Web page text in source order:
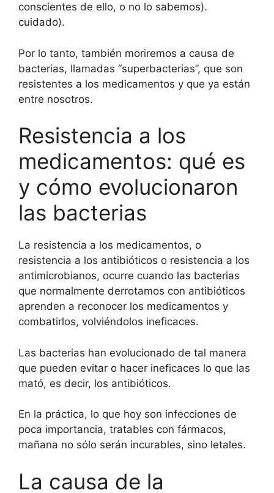
conscientes de ello, o no lo sabemos).
cuidado).
Por lo tanto, también moriremos a causa de
bacterias, llamadas “superbacterias”, que son
resistentes a los medicamentos y que ya están
entre nosotros.
Resistencia a los
medicamentos: qué es
y cómo evolucionaron
las bacterias
La resistencia a los medicamentos, o
resistencia a los antibióticos o resistencia a los
antimicrobianos, ocurre cuando las bacterias
que normalmente derrotamos con antibióticos
aprenden a reconocer los medicamentos y
combatirlos, volviéndolos ineficaces.
Las bacterias han evolucionado de tal manera
que pueden evitar o hacer ineficaces lo que las
mató, es decir, los antibióticos.
En la práctica, lo que hoy son infecciones de
poca importancia, tratables con fármacos,
mañana no sólo serán incurables, sino letales.
La causa de la